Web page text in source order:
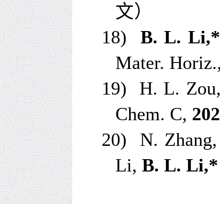
文）
18)
B. L. Li,*
Mater. Horiz.
19)
H. L.
Chem. C,
20)
N.
Li,B. L. Li,*